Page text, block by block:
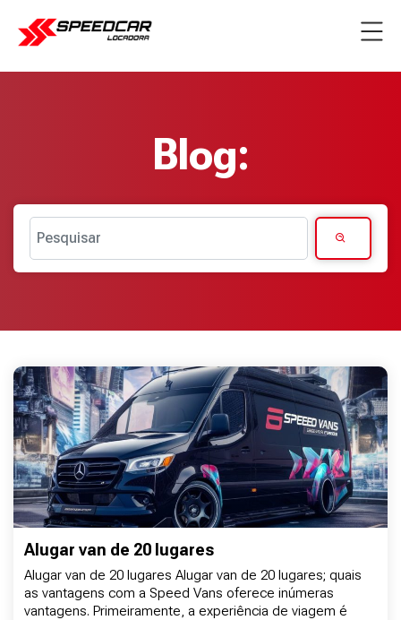
Blog:
Pesquisar
Alugar van de 20 lugares
Alugar van de 20 lugares Alugar van de 20 lugares; quais
as vantagens com a Speed Vans oferece inúmeras
vantagens. Primeiramente, a experiência de viagem é